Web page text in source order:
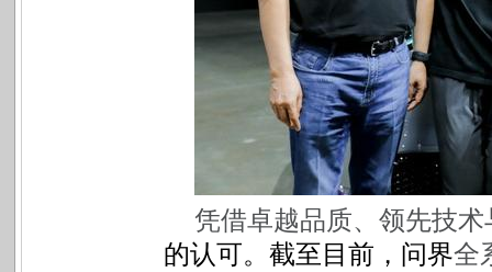
凭借卓越品质、领先技
的认可。截至目前，问界全